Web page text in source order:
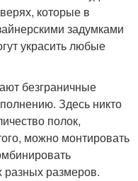
которые в
задумками
украсить любые
безграничные
Здесь никто
полок,
можно монтировать
разных размеров.